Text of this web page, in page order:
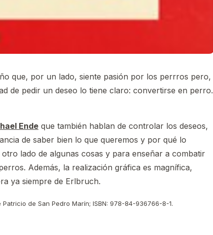
que, por un lado, siente pasión por los perrros pero,
de pedir un deseo lo tiene claro: convertirse en perro.
Ende que también hablan de controlar los deseos,
de saber bien lo que queremos y por qué lo
lado de algunas cosas y para enseñar a combatir
Además, la realización gráfica es magnífica,
ya siempre de Erlbruch.
de San Pedro Marín; ISBN: 978-84-936766-8-1.